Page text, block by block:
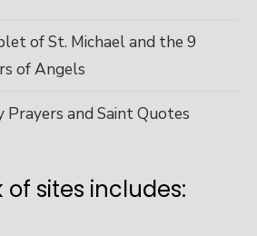
of St. Michael and the 9
of Angels
Prayers and Saint Quotes
sites includes: